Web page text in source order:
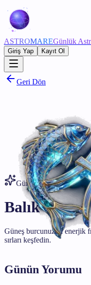
ASTROMAREGünlük
Giriş Yap Kayıt Ol
Geri Dön
Günün Yorumu • 9
Balık
Güneş burcunuzun enerjik
sırları keşfedin.
Günün Yorumu